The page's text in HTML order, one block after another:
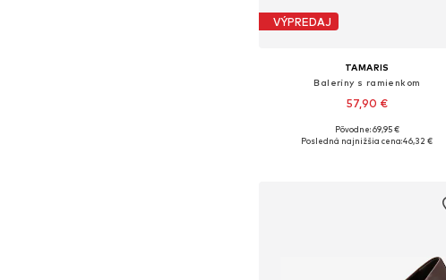
VÝPREDAJ
TAMARIS
Baleríny s ramienkom
57,90 €
Dostupné veľkosti: 37, 38, 39, 40, 41
Pôvodne: 69,95 €
Posledná najnižšia cena:46,32 €